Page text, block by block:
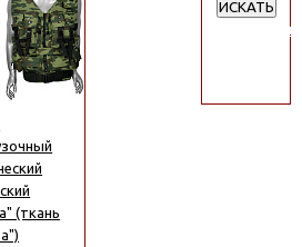
(ткань
ИСКАТЬ